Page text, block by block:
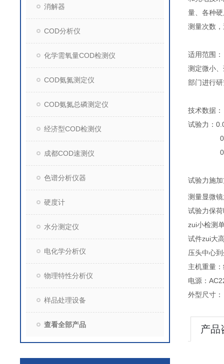
消解器
COD分析仪
化学需氧量COD检测仪
COD氨氮测定仪
COD氨氮总磷测定仪
经济型COD检测仪
成都COD速测仪
色谱分析仪器
硬度计
水分测定仪
电化学分析仪
物理特性分析仪
样品处理设备
查看全部产品
量、各种
测量次数
适用范围：
测定微小
部门进行
技术数据：
试验力：
0.1Kgf
0.5Kgf
试验力施
测量显微
试验力保
zui小检测
试件zui大
压头中心
主机重量
电源：
外型尺寸
产品